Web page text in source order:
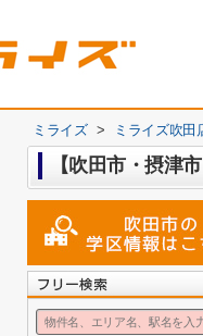
ミライズ > ミライズ吹
【吹田市・摂津